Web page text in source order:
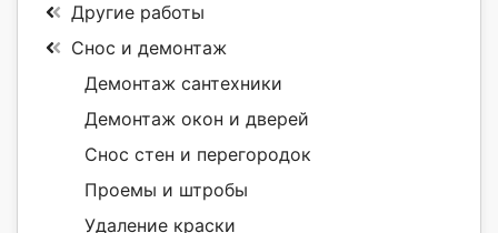
Другие работы
Снос и демонтаж
Демонтаж сантехники
Демонтаж окон и дверей
Снос стен и перегородок
Проемы и штробы
Удаление краски